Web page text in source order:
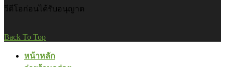
วีดีโอก่อนได้รับอนุญาต
Back To Top
หน้าหลัก